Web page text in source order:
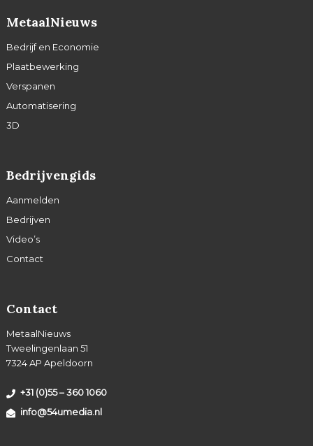
MetaalNieuws
Bedrijf en Economie
Plaatbewerking
Verspanen
Automatisering
3D
Bedrijvengids
Aanmelden
Bedrijven
Video’s
Contact
Contact
MetaalNieuws
Tweelingenlaan 51
7324 AP Apeldoorn
+31 (0)55 – 360 1060
info@54umedia.nl